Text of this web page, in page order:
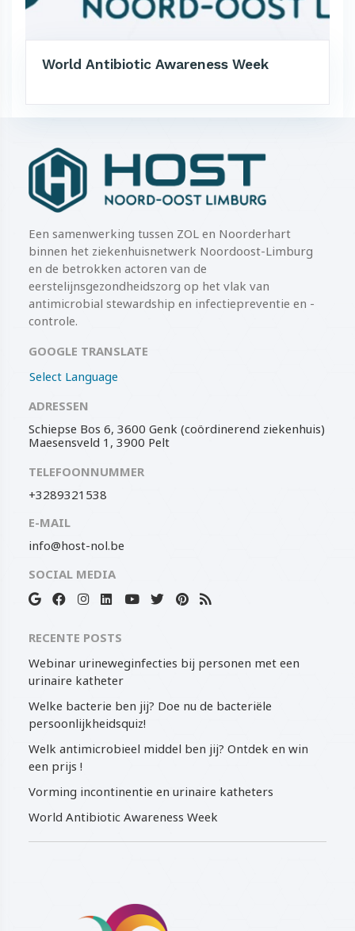
World Antibiotic Awareness Week
Een samenwerking tussen ZOL en Noorderhart
binnen het ziekenhuisnetwerk Noordoost-Limburg
en de betrokken actoren van de
eerstelijnsgezondheidszorg op het vlak van
antimicrobial stewardship en infectiepreventie en -
controle.
GOOGLE TRANSLATE
Select Language
ADRESSEN
Schiepse Bos 6, 3600 Genk (coördinerend ziekenhuis)
Maesensveld 1, 3900 Pelt
TELEFOONNUMMER
+3289321538
E-MAIL
info@host-nol.be
SOCIAL MEDIA
RECENTE POSTS
Webinar urineweginfecties bij personen met een
urinaire katheter
Welke bacterie ben jij? Doe nu de bacteriële
persoonlijkheidsquiz!
Welk antimicrobieel middel ben jij? Ontdek en win
een prijs !
Vorming incontinentie en urinaire katheters
World Antibiotic Awareness Week